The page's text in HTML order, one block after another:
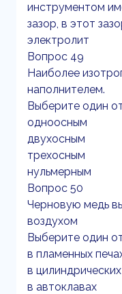
инструментом
зазор, в этот
электролит
Вопрос 49
Наиболее
наполнителем.
Выберите один
одноосным
двухосным
трехосным
нульмерным
Вопрос 50
Черновую медь
воздухом
Выберите один
в пламенных
в
в автоклавах